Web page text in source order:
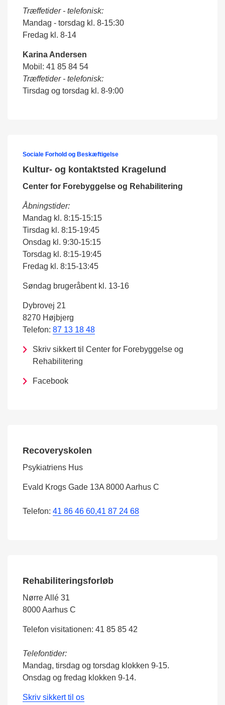
Træffetider - telefonisk:
Mandag - torsdag kl. 8-15:30
Fredag kl. 8-14
Karina Andersen
Mobil: 41 85 84 54
Træffetider - telefonisk:
Tirsdag og torsdag kl. 8-9:00
Sociale Forhold og Beskæftigelse
Kultur- og kontaktsted Kragelund
Center for Forebyggelse og Rehabilitering
Åbningstider:
Mandag kl. 8:15-15:15
Tirsdag kl. 8:15-19:45
Onsdag kl. 9:30-15:15
Torsdag kl. 8:15-19:45
Fredag kl. 8:15-13:45
Søndag brugeråbent kl. 13-16
Dybrovej 21
8270 Højbjerg
Telefon: 87 13 18 48
Skriv sikkert til Center for Forebyggelse og
Rehabilitering
Facebook
Recoveryskolen
Psykiatriens Hus
Evald Krogs Gade 13A 8000 Aarhus C
Telefon: 41 86 46 60,41 87 24 68
Rehabiliteringsforløb
Nørre Allé 31
8000 Aarhus C
Telefon visitationen: 41 85 85 42
Telefontider:
Mandag, tirsdag og torsdag klokken 9-15.
Onsdag og fredag klokken 9-14.
Skriv sikkert til os